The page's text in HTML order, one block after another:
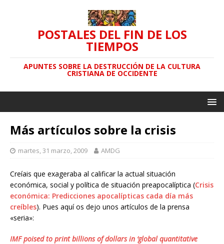
POSTALES DEL FIN DE LOS
TIEMPOS
APUNTES SOBRE LA DESTRUCCIÓN DE LA CULTURA
CRISTIANA DE OCCIDENTE
Más artículos sobre la crisis
martes, 31 marzo, 2009 AMDG
Creíais que exageraba al calificar la actual situación
económica, social y política de situación preapocalíptica (Crisis
económica: Predicciones apocalípticas cada día más
creíbles). Pues aquí os dejo unos artículos de la prensa
«seria»:
IMF poised to print billions of dollars in ‘global quantitative